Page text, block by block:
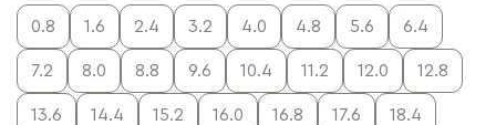
0.8 1.6 2.4 3.2 4.0 4.8 5.6 6.4
7.2 8.0 8.8 9.6 10.4 11.2 12.0 12.8
13.6 14.4 15.2 16.0 16.8 17.6 18.4